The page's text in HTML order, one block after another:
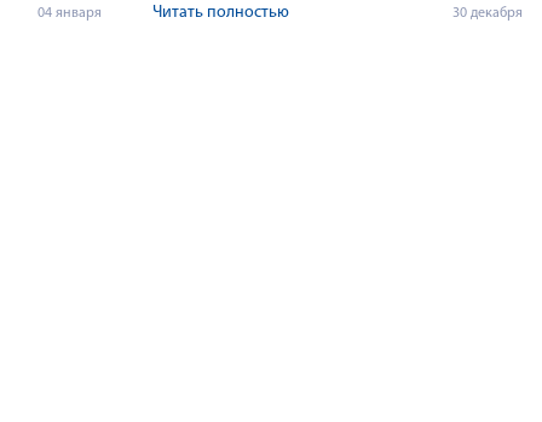
04 января Читать полностью 30 декабря